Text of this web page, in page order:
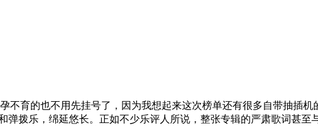
不育的也不用先挂号了，因为我想起来这次榜单还有很多自带抽插
弹拨乐，绵延悠长。正如不少乐评人所说，整张专辑的严肃歌词甚